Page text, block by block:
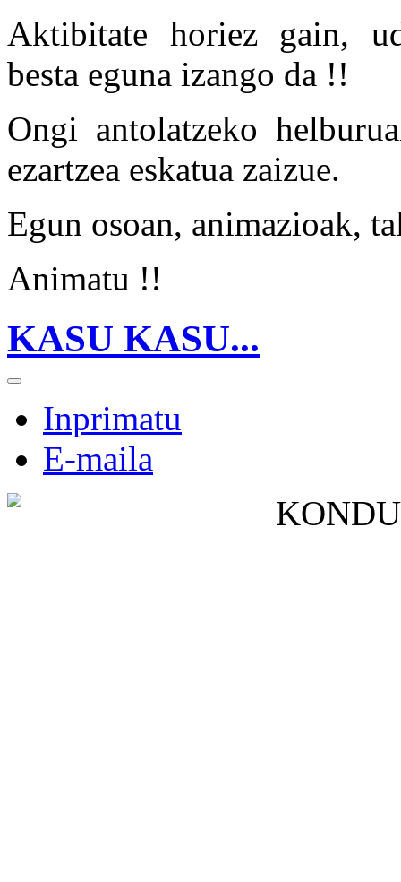
Aktibitate horiez gain,
besta eguna izango da !!
Ongi antolatzeko
ezartzea eskatua zaizue.
Egun osoan, animazioak,
Animatu !!
KASU KASU...
Inprimatu
E-maila